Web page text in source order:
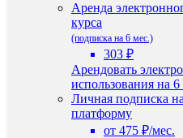
Аренда
курса
(подписка на 6 мес.)
303 ₽
Арендовать
использования на 6
Личная подписка
платформу
от 475 ₽/мес.